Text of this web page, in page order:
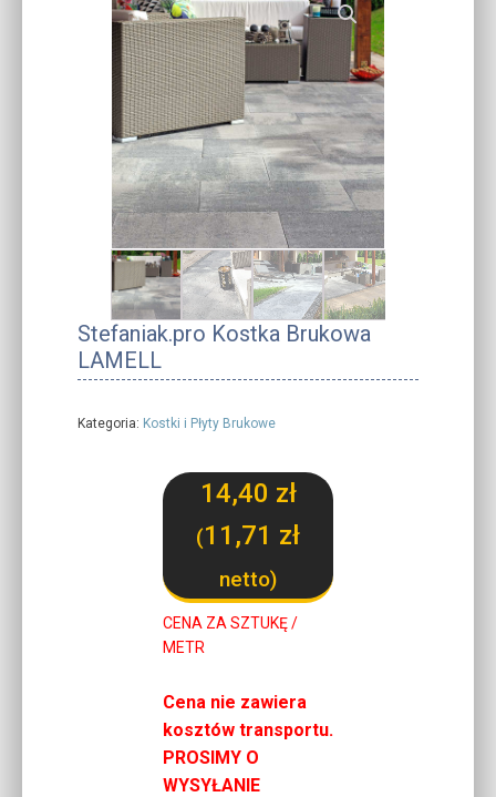
Stefaniak.pro Kostka Brukowa
LAMELL
Kategoria: Kostki i Płyty Brukowe
14,40 zł
(11,71 zł
netto)
CENA ZA SZTUKĘ /
METR
Cena nie zawiera
kosztów transportu.
PROSIMY O
WYSYŁANIE